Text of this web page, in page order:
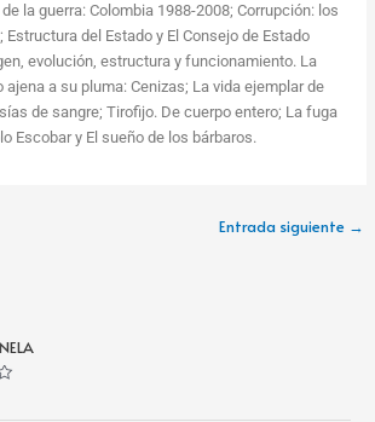
la guerra: Colombia 1988-2008; Corrupción: los
Estructura del Estado y El Consejo de Estado
evolución, estructura y funcionamiento. La
a su pluma: Cenizas; La vida ejemplar de
de sangre; Tirofijo. De cuerpo entero; La fuga
Escobar y El sueño de los bárbaros.
Entrada siguiente →